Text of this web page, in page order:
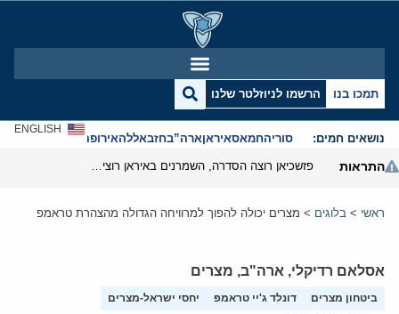
תמכו בנו הרשמו לניוזלטר שלנו
נושאים חמים: סוריהחמאסאיראןארה”בחזבאללהאירופהאנטישמיות
ENGLISH
התראות
ראשי > בלוגים > מצרים יכולה להפוך למרוויחה הגדולה מהצהרת טראמפ
אסלאם רדיקלי, ארה"ב, מצרים
ביטחון מצרים דונלד ג'יי טראמפ יחסי ישראל-מצרים